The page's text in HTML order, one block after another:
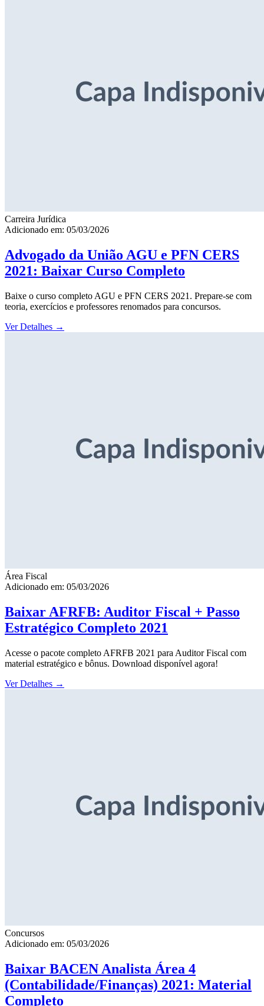
Carreira Jurídica
Adicionado em: 05/03/2026
Advogado da União AGU e PFN CERS
2021: Baixar Curso Completo
Baixe o curso completo AGU e PFN CERS 2021. Prepare-se com
teoria, exercícios e professores renomados para concursos.
Ver Detalhes →
Área Fiscal
Adicionado em: 05/03/2026
Baixar AFRFB: Auditor Fiscal + Passo
Estratégico Completo 2021
Acesse o pacote completo AFRFB 2021 para Auditor Fiscal com
material estratégico e bônus. Download disponível agora!
Ver Detalhes →
Concursos
Adicionado em: 05/03/2026
Baixar BACEN Analista Área 4
(Contabilidade/Finanças) 2021: Material
Completo